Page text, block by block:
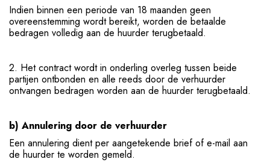
Indien binnen een periode van 18 maanden geen
overeenstemming wordt bereikt, worden de betaalde
bedragen volledig aan de huurder terugbetaald.
2. Het contract wordt in onderling overleg tussen beide
partijen ontbonden en alle reeds door de verhuurder
ontvangen bedragen worden aan de huurder terugbetaald.
b) Annulering door de verhuurder
Een annulering dient per aangetekende brief of e-mail aan
de huurder te worden gemeld.